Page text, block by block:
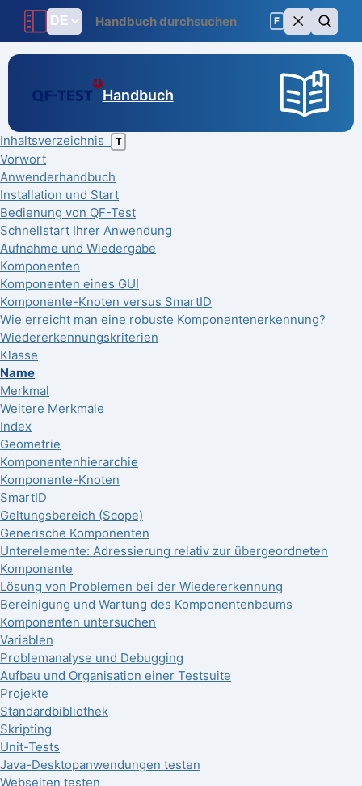
F
Handbuch
Inhaltsverzeichnis T
Vorwort
Anwenderhandbuch
Installation und Start
Bedienung von QF-Test
Schnellstart Ihrer Anwendung
Aufnahme und Wiedergabe
Komponenten
Komponenten eines GUI
Komponente-Knoten versus SmartID
Wie erreicht man eine robuste Komponentenerkennung?
Wiedererkennungskriterien
Klasse
Name
Merkmal
Weitere Merkmale
Index
Geometrie
Komponentenhierarchie
Komponente-Knoten
SmartID
Geltungsbereich (Scope)
Generische Komponenten
Unterelemente: Adressierung relativ zur übergeordneten
Komponente
Lösung von Problemen bei der Wiedererkennung
Bereinigung und Wartung des Komponentenbaums
Komponenten untersuchen
Variablen
Problemanalyse und Debugging
Aufbau und Organisation einer Testsuite
Projekte
Standardbibliothek
Skripting
Unit-Tests
Java-Desktopanwendungen testen
Webseiten testen